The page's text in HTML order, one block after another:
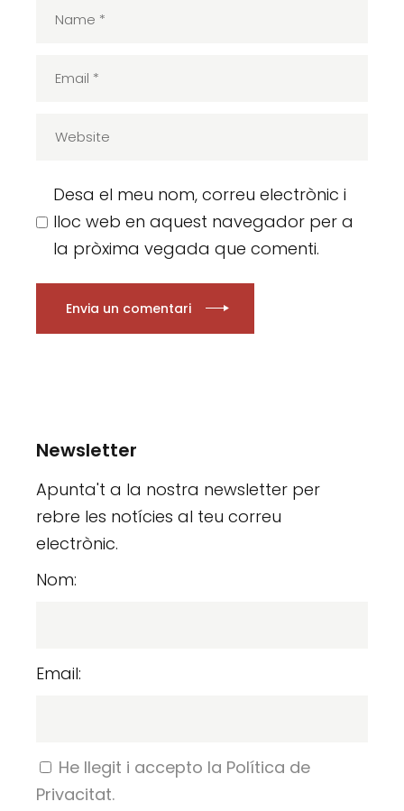
Desa el meu nom, correu electrònic i
lloc web en aquest navegador per a
la pròxima vegada que comenti.
Envia un comentari
Newsletter
Apunta't a la nostra newsletter per
rebre les notícies al teu correu
electrònic.
Nom:
Email:
He llegit i accepto la Política de
Privacitat.